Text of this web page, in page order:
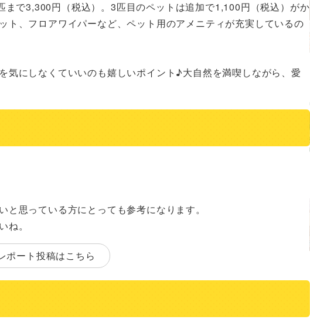
で3,300円（税込）。3匹目のペットは追加で1,100円（税込）がか
ト、フロアワイパーなど、ペット用のアメニティが充実しているの
気にしなくていいのも嬉しいポイント♪大自然を満喫しながら、愛
思っている方にとっても参考になります。
。
ポート投稿はこちら